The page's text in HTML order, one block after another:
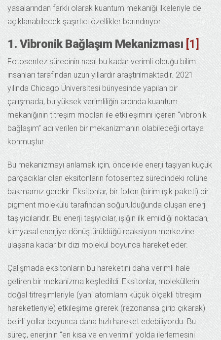
yasalarından farklı olarak kuantum mekaniği ilkeleriyle de
açıklanabilecek şaşırtıcı özellikler barındırıyor.
1. Vibronik Bağlaşım Mekanizması [1]
Fotosentez sürecinin nasıl bu kadar verimli olduğu bilim
insanları tarafından uzun yıllardır araştırılmaktadır. 2021
yılında Chicago Üniversitesi bünyesinde yapılan bir
çalışmada, bu yüksek verimliliğin ardında kuantum
mekaniğinin titreşim modları ile etkileşimini içeren “vibronik
bağlaşım” adı verilen bir mekanizmanın olabileceği ortaya
konmuştur.
Bu mekanizmayı anlamak için, öncelikle enerji taşıyan küçük
parçacıklar olan eksitonların fotosentez sürecindeki rolüne
bakmamız gerekir. Eksitonlar, bir foton (birim ışık paketi) bir
pigment molekülü tarafından soğurulduğunda oluşan enerji
taşıyıcılarıdır. Bu enerji taşıyıcılar, ışığın ilk emildiği noktadan,
kimyasal enerjiye dönüştürüldüğü reaksiyon merkezine
ulaşana kadar bir dizi molekül boyunca hareket eder.
Çalışmada eksitonların bu hareketini daha verimli hale
getiren bir mekanizma keşfedildi: Eksitonlar, moleküllerin
doğal titreşimleriyle (yani atomların küçük ölçekli titreşim
hareketleriyle) etkileşime girerek (rezonansa girip çıkarak)
belirli yollar boyunca daha hızlı hareket edebiliyordu. Bu
süreç, enerjinin “en kısa ve en verimli” yolda ilerlemesini